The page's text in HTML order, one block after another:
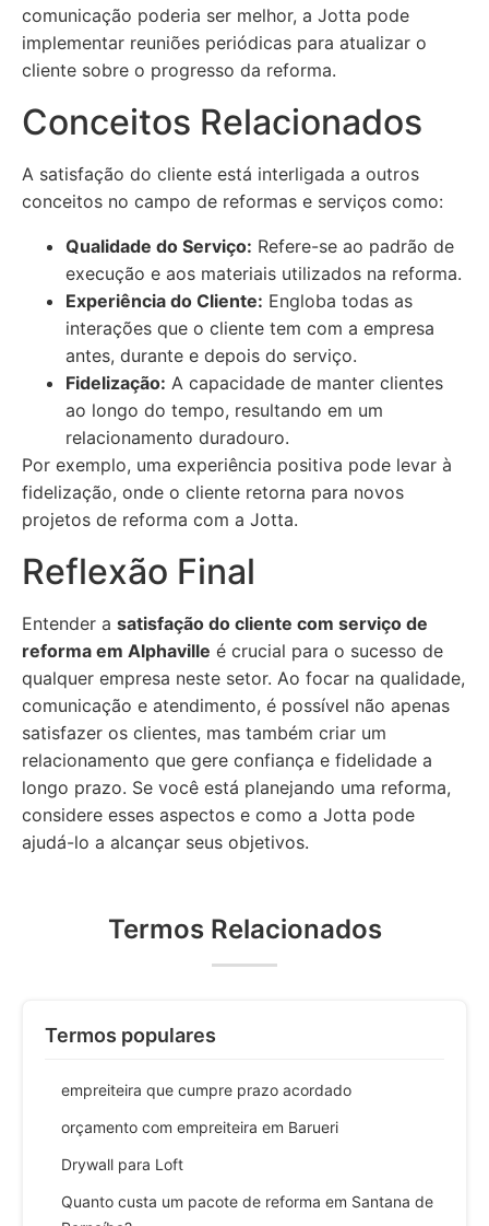
comunicação poderia ser melhor, a Jotta pode
implementar reuniões periódicas para atualizar o
cliente sobre o progresso da reforma.
Conceitos Relacionados
A satisfação do cliente está interligada a outros
conceitos no campo de reformas e serviços como:
Qualidade do Serviço: Refere-se ao padrão de
execução e aos materiais utilizados na reforma.
Experiência do Cliente: Engloba todas as
interações que o cliente tem com a empresa
antes, durante e depois do serviço.
Fidelização: A capacidade de manter clientes
ao longo do tempo, resultando em um
relacionamento duradouro.
Por exemplo, uma experiência positiva pode levar à
fidelização, onde o cliente retorna para novos
projetos de reforma com a Jotta.
Reflexão Final
Entender a satisfação do cliente com serviço de
reforma em Alphaville é crucial para o sucesso de
qualquer empresa neste setor. Ao focar na qualidade,
comunicação e atendimento, é possível não apenas
satisfazer os clientes, mas também criar um
relacionamento que gere confiança e fidelidade a
longo prazo. Se você está planejando uma reforma,
considere esses aspectos e como a Jotta pode
ajudá-lo a alcançar seus objetivos.
Termos Relacionados
Termos populares
empreiteira que cumpre prazo acordado
orçamento com empreiteira em Barueri
Drywall para Loft
Quanto custa um pacote de reforma em Santana de